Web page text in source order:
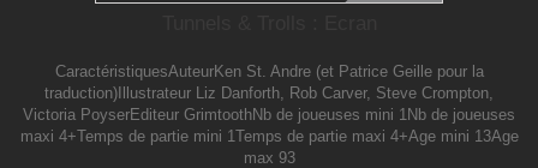
CaractéristiquesAuteurKen St. Andre (et Patrice Geille pour la
traduction)Illustrateur Liz Danforth, Rob Carver, Steve Crompton,
Victoria PoyserEditeur GrimtoothNb de joueuses mini 1Nb de joueuses
maxi 4+Temps de partie mini 1Temps de partie maxi 4+Age mini 13Age
max 93